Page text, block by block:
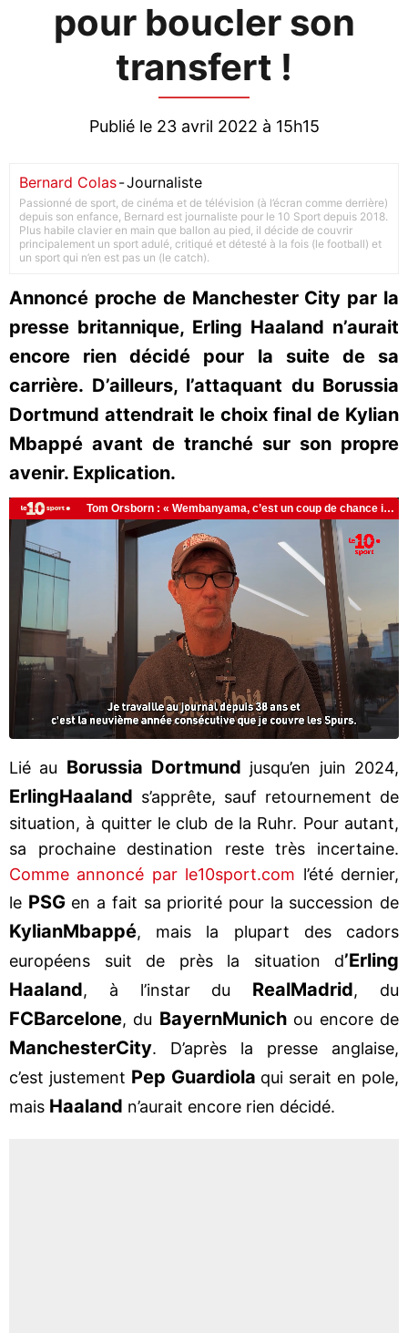
pour boucler son
transfert !
Publié le 23 avril 2022 à 15h15
Bernard Colas-Journaliste
Passionné de sport, de cinéma et de télévision (à l’écran comme derrière)
depuis son enfance, Bernard est journaliste pour le 10 Sport depuis 2018.
Plus habile clavier en main que ballon au pied, il décide de couvrir
principalement un sport adulé, critiqué et détesté à la fois (le football) et
un sport qui n’en est pas un (le catch).
Annoncé proche de Manchester City par la
presse britannique, Erling Haaland n’aurait
encore rien décidé pour la suite de sa
carrière. D’ailleurs, l’attaquant du Borussia
Dortmund attendrait le choix final de Kylian
Mbappé avant de tranché sur son propre
avenir. Explication.
Lié au Borussia Dortmund jusqu’en juin 2024,
ErlingHaaland s’apprête, sauf retournement de
situation, à quitter le club de la Ruhr. Pour autant,
sa prochaine destination reste très incertaine.
Comme annoncé par le10sport.com l’été dernier,
le PSGen a fait sa priorité pour la succession de
KylianMbappé, mais la plupart des cadors
européens suit de près la situation d’Erling
Haaland, à l’instar du RealMadrid, du
FCBarcelone, du BayernMunichou encore de
ManchesterCity. D’après la presse anglaise,
c’est justement Pep Guardiola qui serait en pole,
mais Haaland n’aurait encore rien décidé.